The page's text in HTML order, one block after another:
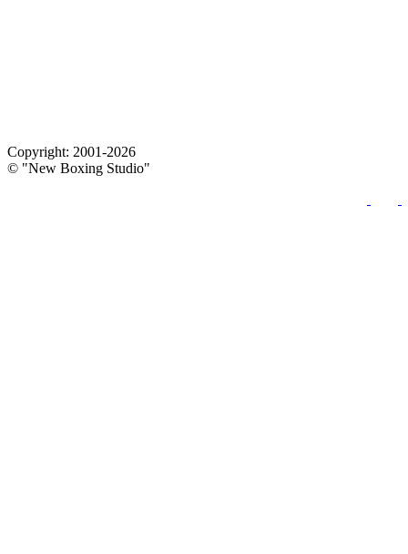
Copyright: 2001-2026
© "New Boxing Studio"